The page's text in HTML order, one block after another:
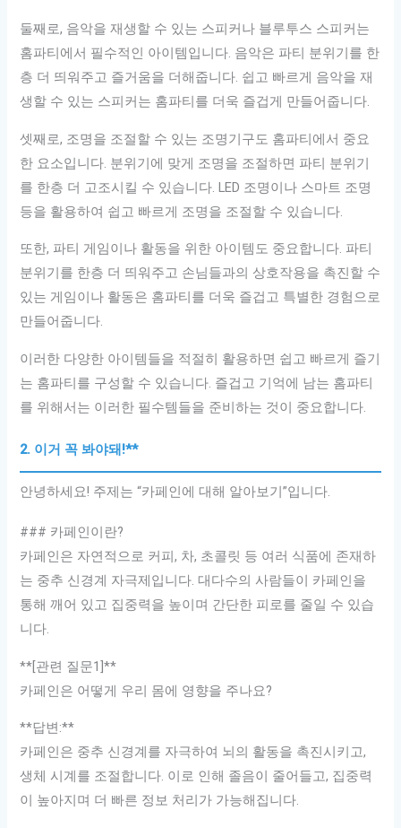
둘째로, 음악을 재생할 수 있는 스피커나 블루투스 스피커는
홈파티에서 필수적인 아이템입니다. 음악은 파티 분위기를 한
층 더 띄워주고 즐거움을 더해줍니다. 쉽고 빠르게 음악을 재
생할 수 있는 스피커는 홈파티를 더욱 즐겁게 만들어줍니다.
셋째로, 조명을 조절할 수 있는 조명기구도 홈파티에서 중요
한 요소입니다. 분위기에 맞게 조명을 조절하면 파티 분위기
를 한층 더 고조시킬 수 있습니다. LED 조명이나 스마트 조명
등을 활용하여 쉽고 빠르게 조명을 조절할 수 있습니다.
또한, 파티 게임이나 활동을 위한 아이템도 중요합니다. 파티
분위기를 한층 더 띄워주고 손님들과의 상호작용을 촉진할 수
있는 게임이나 활동은 홈파티를 더욱 즐겁고 특별한 경험으로
만들어줍니다.
이러한 다양한 아이템들을 적절히 활용하면 쉽고 빠르게 즐기
는 홈파티를 구성할 수 있습니다. 즐겁고 기억에 남는 홈파티
를 위해서는 이러한 필수템들을 준비하는 것이 중요합니다.
2. 이거 꼭 봐야돼!**
안녕하세요! 주제는 “카페인에 대해 알아보기”입니다.
### 카페인이란?
카페인은 자연적으로 커피, 차, 초콜릿 등 여러 식품에 존재하
는 중추 신경계 자극제입니다. 대다수의 사람들이 카페인을
통해 깨어 있고 집중력을 높이며 간단한 피로를 줄일 수 있습
니다.
**[관련 질문1]**
카페인은 어떻게 우리 몸에 영향을 주나요?
**답변:**
카페인은 중추 신경계를 자극하여 뇌의 활동을 촉진시키고,
생체 시계를 조절합니다. 이로 인해 졸음이 줄어들고, 집중력
이 높아지며 더 빠른 정보 처리가 가능해집니다.